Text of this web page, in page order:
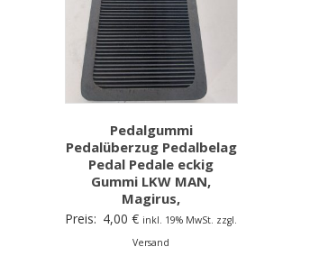
Pedalgummi
Pedalüberzug Pedalbelag
Pedal Pedale eckig
Gummi LKW MAN,
Magirus,
Preis: 4,00€ inkl. 19% MwSt. zzgl.
Versand